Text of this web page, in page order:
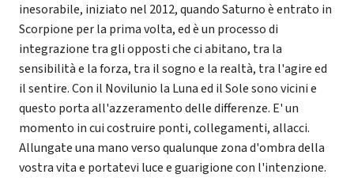
inesorabile, iniziato nel 2012, quando Saturno è entrato in
Scorpione per la prima volta, ed è un processo di
integrazione tra gli opposti che ci abitano, tra la
sensibilità e la forza, tra il sogno e la realtà, tra l'agire ed
il sentire. Con il Novilunio la Luna ed il Sole sono vicini e
questo porta all'azzeramento delle differenze. E' un
momento in cui costruire ponti, collegamenti, allacci.
Allungate una mano verso qualunque zona d'ombra della
vostra vita e portatevi luce e guarigione con l'intenzione.